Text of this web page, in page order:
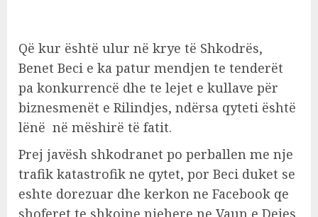
Që kur është ulur në krye të Shkodrës,
Benet Beci e ka patur mendjen te tenderët
pa konkurrencë dhe te lejet e kullave për
biznesmenët e Rilindjes, ndërsa qyteti është
lënë në mëshirë të fatit.
Prej javësh shkodranet po perballen me nje
trafik katastrofik ne qytet, por Beci duket se
eshte dorezuar dhe kerkon ne Facebook qe
shoferet te shkojne njehere ne Vaun e Dejes